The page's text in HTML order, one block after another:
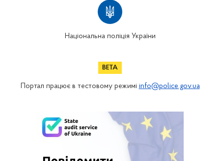
Національна поліція України
Портал працює в тестовому режимі info@police.gov.ua